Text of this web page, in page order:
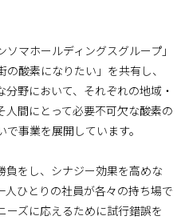
マホールディングスグループ」
酸素になりたい」を共有し、
野において、それぞれの地域・
間にとって必要不可欠な酸素の
事業を展開しています。
負をし、シナジー効果を高めな
ひとりの社員が各々の持ち場で
ズに応えるために試行錯誤を